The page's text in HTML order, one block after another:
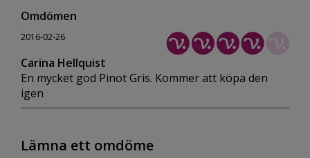
Omdömen
2016-02-26
Carina Hellquist
En mycket god Pinot Gris. Kommer att köpa den
igen
Lämna ett omdöme